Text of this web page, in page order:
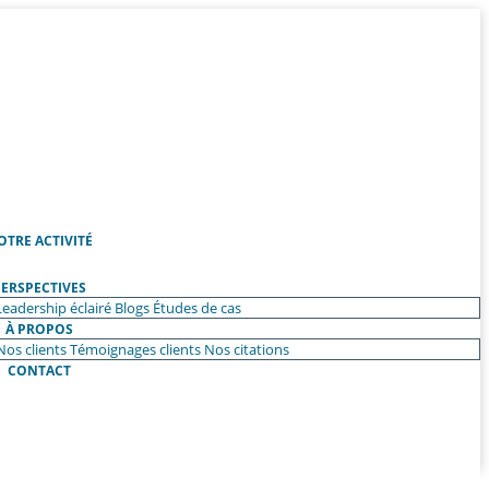
ACTIVITÉ
éclairé Blogs Études de cas
À PROPOS
clientsTémoignages clients Nos citations
CONTACT